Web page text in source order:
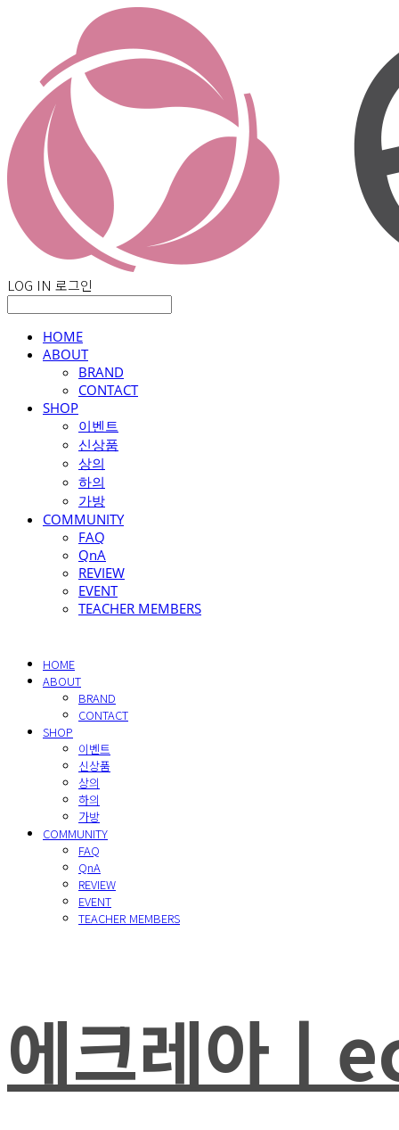
LOG IN 로그인
HOME
ABOUT
BRAND
CONTACT
SHOP
이벤트
신상품
상의
하의
가방
COMMUNITY
FAQ
QnA
REVIEW
EVENT
TEACHER MEMBERS
HOME
ABOUT
BRAND
CONTACT
SHOP
이벤트
신상품
상의
하의
가방
COMMUNITY
FAQ
QnA
REVIEW
EVENT
TEACHER MEMBERS
에크레아ㅣ